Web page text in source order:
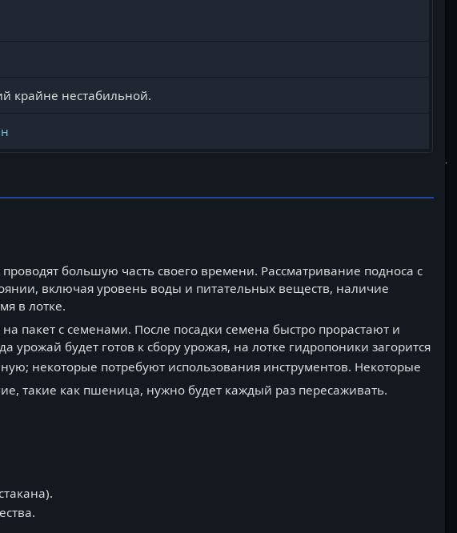
крайне нестабильной.
большую часть своего времени. Рассматривание подноса с
включая уровень воды и питательных веществ, наличие
в лотке.
пакет с семенами. После посадки семена быстро прорастают и
будет готов к сбору урожая, на лотке гидропоники загорится
некоторые потребуют использования инструментов. Некоторые
такие как пшеница, нужно будет каждый раз пересаживать.